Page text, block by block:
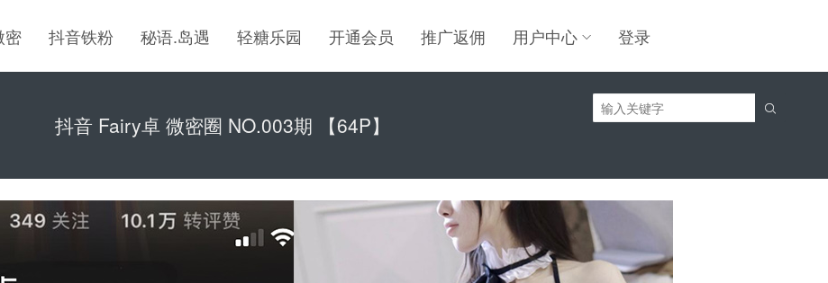
密 抖音铁粉 秘语.岛遇 轻糖乐园 开通会员 推广返佣 用户中心 登录

抖音 Fairy卓 微密圈 NO.003期 【64P】